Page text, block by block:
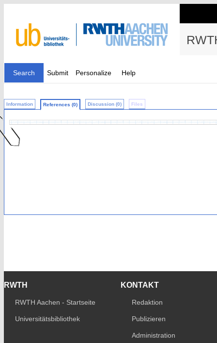
Search Submit Personalize Help
Information References (0) Discussion (0) Files
RWTH
RWTH Aachen - Startseite
Universitätsbibliothek
KONTAKT
Redaktion
Publizieren
Administration